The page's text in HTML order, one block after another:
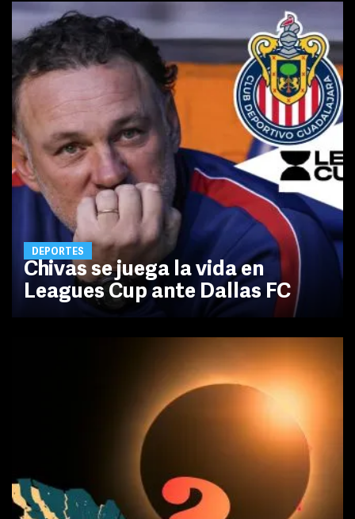
DEPORTES
Chivas se juega la vida en
Leagues Cup ante Dallas FC